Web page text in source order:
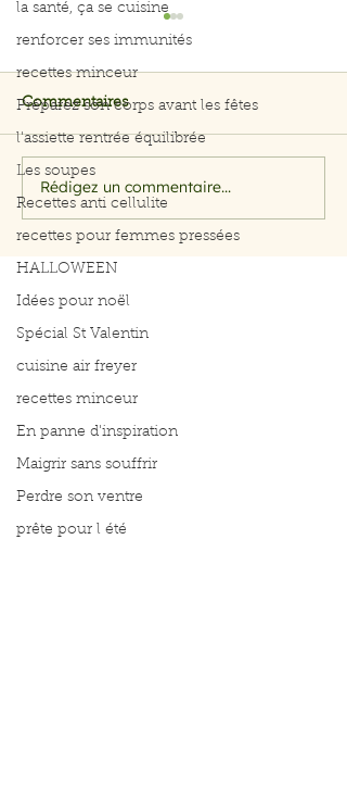
la santé, ça se cuisine
renforcer ses immunités
recettes minceur
Préparez son corps avant les fêtes
l'assiette rentrée équilibrée
Les soupes
Recettes anti cellulite
recettes pour femmes pressées
HALLOWEEN
Idées pour noël
Spécial St Valentin
cuisine air freyer
recettes minceur
En panne d'inspiration
Maigrir sans souffrir
Perdre son ventre
prête pour l été
Filet de saumon aux
herbes et citron
Commentaires
Rédigez un commentaire...